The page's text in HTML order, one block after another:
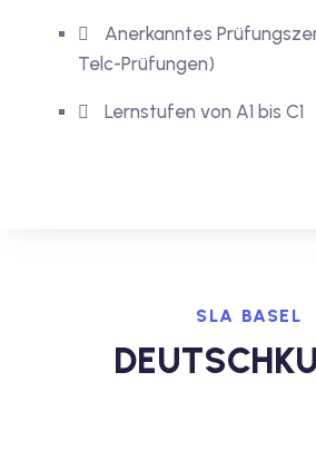
Anerkanntes
Telc-Prüfungen)
Lernstufen von A1 bis C1
SLA BASEL